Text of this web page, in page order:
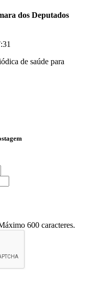
dos Deputados
600 caracteres.